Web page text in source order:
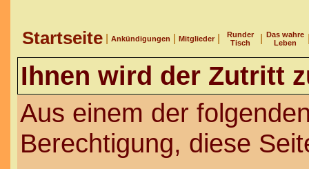
Startseite Ankündigungen Mitglieder
Runder
Tisch
Das wahre
Leben
Ihnen wird der Zutritt
Aus einem der
Berechtigung, diese